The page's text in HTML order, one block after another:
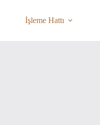
İşleme Hattı